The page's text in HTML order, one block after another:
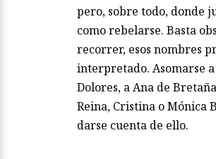
pero, sobre todo, donde
como rebelarse. Basta
recorrer, esos nombres
interpretado. Asomarse
Dolores, a Ana de
Reina, Cristina o Mónica
darse cuenta de ello.